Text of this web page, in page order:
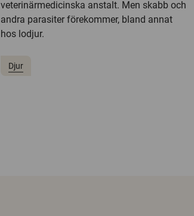
veterinärmedicinska anstalt. Men skabb och
andra parasiter förekommer, bland annat
hos lodjur.
Djur